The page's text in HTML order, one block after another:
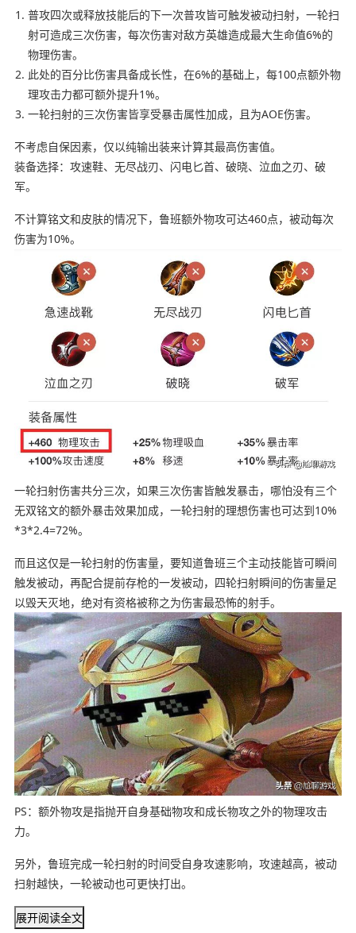
普攻四次或释放技能后的下一次普攻皆可触发被动扫射，一轮扫
射可造成三次伤害，每次伤害对敌方英雄造成最大生命值6%的
物理伤害。
此处的百分比伤害具备成长性，在6%的基础上，每100点额外物
理攻击力都可额外提升1%。
一轮扫射的三次伤害皆享受暴击属性加成，且为AOE伤害。
不考虑自保因素，仅以纯输出装来计算其最高伤害值。
装备选择：攻速鞋、无尽战刃、闪电匕首、破晓、泣血之刃、破
军。
不计算铭文和皮肤的情况下，鲁班额外物攻可达460点，被动每次
伤害为10%。
一轮扫射伤害共分三次，如果三次伤害皆触发暴击，哪怕没有三个
无双铭文的额外暴击效果加成，一轮扫射的理想伤害也可达到10%
*3*2.4=72%。
而且这仅是一轮扫射的伤害量，要知道鲁班三个主动技能皆可瞬间
触发被动，再配合提前存枪的一发被动，四轮扫射瞬间的伤害量足
以毁天灭地，绝对有资格被称之为伤害最恐怖的射手。
PS： 额外物攻是指抛开自身基础物攻和成长物攻之外的物理攻击
力。
另外， 鲁班完成一轮扫射的时间受自身攻速影响，攻速越高，被动
扫射越快，一轮被动也可更快打出。
展开阅读全文